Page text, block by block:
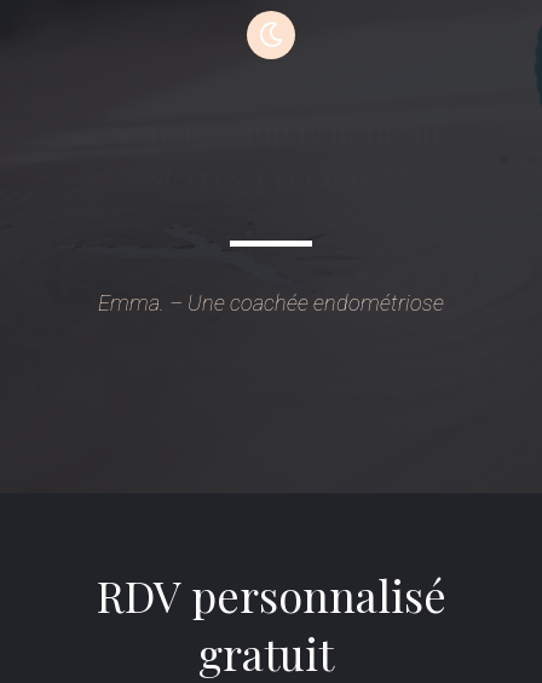
Emma. – Une coachée endométriose
RDV personnalisé
gratuit